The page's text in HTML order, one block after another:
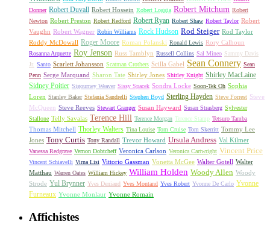
Donner Robert Duvall Robert Hossein Robert Loggia Robert Mitchum Robert
Newton Robert Preston Robert Redford Robert Ryan Robert Shaw Robert Taylor Robert
Vaughn Robert Wagner Robin Williams Rock Hudson Rod Steiger Rod Taylor
Roddy McDowall Roger Moore Roman Polanski Ronald Lewis Rory Calhoun
Rosanna Arquette Roy Jenson Russ Tamblyn Russell Collins Sal Mineo Sammy Davis
Jr. Santo Scarlett Johansson Scatman Crothers Scilla Gabel Sean Connery Sean
Penn Serge Marquand Sharon Tate Shirley Jones Shirley Knight Shirley MacLaine
Sidney Poitier Sigourney Weaver Sissy Spacek Sondra Locke Soon-Tek Oh Sophia
Loren Stanley Baker Stefania Sandrelli Stephen Boyd Sterling Hayden Steve Forrest Steve
McQueen Steve Reeves Stewart Granger Susan Hayward Susan Strasberg Sylvester
Stallone Telly Savalas Terence Hill Terence Morgan Terence Stamp Tetsuro Tamba
Thomas Mitchell Thorley Walters Tina Louise Tom Cruise Tom Skerritt Tommy Lee
Jones Tony Curtis Tony Randall Trevor Howard Ursula Andress Val Kilmer
Vanessa Redgrave Vernon Dobtcheff Veronica Carlson Veronica Cartwright Vincent Price
Vincent Schiavelli Virna Lisi Vittorio Gassman Vonetta McGee Walter Gotell Walter
Matthau Warren Oates William Hickey William Holden Woody Allen Woody
Strode Yul Brynner Yves Deniaud Yves Montand Yves Robert Yvonne De Carlo Yvonne
Furneaux Yvonne Monlaur Yvonne Romain
Affichistes